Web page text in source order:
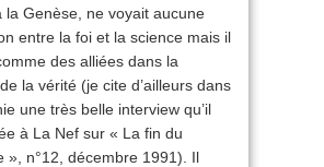
la Genèse, ne voyait aucune
entre la foi et la science mais il
des alliées dans la
la vérité (je cite d’ailleurs dans
une très belle interview qu’il
à La Nef sur « La fin du
», n°12, décembre 1991). Il